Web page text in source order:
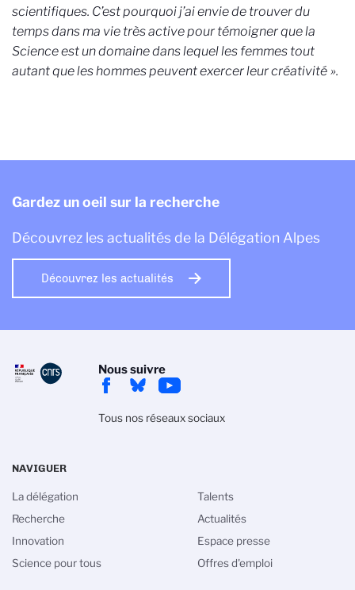
scientifiques. C’est pourquoi j’ai envie de trouver du
temps dans ma vie très active pour témoigner que la
Science est un domaine dans lequel les femmes tout
autant que les hommes peuvent exercer leur créativité ».
Gardez un oeil sur la recherche
Découvrez les actualités de la Délégation Alpes
Découvrez les actualités
Nous suivre
Tous nos réseaux sociaux
NAVIGUER
La délégation
Recherche
Innovation
Science pour tous
Talents
Actualités
Espace presse
Offres d'emploi